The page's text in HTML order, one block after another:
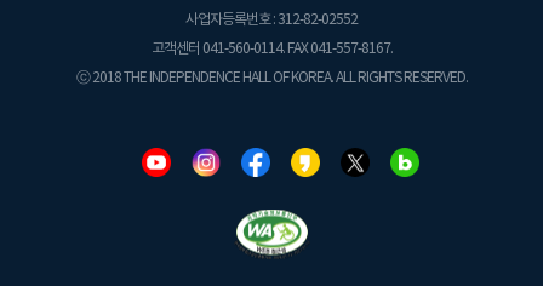
사업자등록번호 : 312-82-02552
고객센터 041-560-0114. FAX 041-557-8167.
ⓒ 2018 THE INDEPENDENCE HALL OF KOREA. ALL RIGHTS RESERVED.